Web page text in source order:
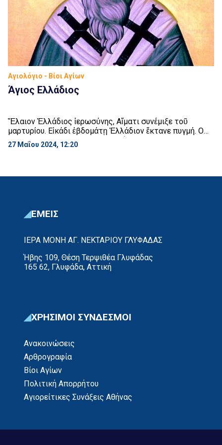
Αγιολόγιο - Βίοι Αγίων
Άγιος Ελλάδιος
Ἔλαιον Ἑλλάδιος ἱερωσύνης, Αἵματι συνέμιξε τοῦ
μαρτυρίου. Εἰκάδι ἑβδομάτῃ Ἑλλάδιον ἔκτανε πυγμή. Ο
Άγιος Ελλάδιος, έζησε την εποχή των σκληρών διωγμών
κατά της Εκκλησίας. Η ζωή του ως λαϊκού,
αναλώθηκε στη διακονία του ποιμνίου του. Κήρυττε,
27 Μαΐου 2024, 12:20
ΕΜΕΙΣ
ΙΕΡΑ ΜΟΝΗ ΑΓ. ΝΕΚΤΑΡΙΟΥ ΓΛΥΦΑΔΑΣ
Ήβης 109, Θέση Τερψιθέα Γλυφάδας
165 62, Γλυφάδα, Αττική
ΧΡΗΣΙΜΟΙ ΣΥΝΔΕΣΜΟΙ
Ανακοινώσεις
Αρθρογραφία
Βίοι Αγίων
Πολιτική Απορρήτου
Αγιορείτικες Συνάξεις Αθήνας